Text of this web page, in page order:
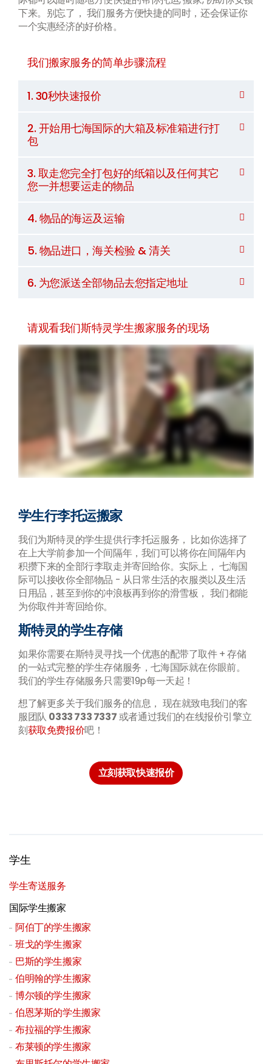
下来。别忘了， 我们服务方便快捷的同时，还会保证你
一个实惠经济的好价格。
我们搬家服务的简单步骤流程
1. 30秒快速报价
2. 开始用七海国际的大箱及标准箱进行打
包
3. 取走您完全打包好的纸箱以及任何其它
您一并想要运走的物品
4. 物品的海运及运输
5. 物品进口，海关检验 & 清关
6. 为您派送全部物品去您指定地址
请观看我们斯特灵学生搬家服务的现场
学生行李托运搬家
我们为斯特灵的学生提供行李托运服务， 比如你选择了
在上大学前参加一个间隔年，我们可以将你在间隔年内
积攒下来的全部行李取走并寄回给你。实际上， 七海国
际可以接收你全部物品 - 从日常生活的衣服类以及生活
日用品，甚至到你的冲浪板再到你的滑雪板， 我们都能
为你取件并寄回给你。
斯特灵的学生存储
如果你需要在斯特灵寻找一个优惠的配带了取件 + 存储
的一站式完整的学生存储服务，七海国际就在你眼前。
我们的学生存储服务只需要19p每一天起！
想了解更多关于我们服务的信息， 现在就致电我们的客
服团队 0333 733 7337或者通过我们的在线报价引擎立
刻获取免费报价吧！
立刻获取快速报价
学生
学生寄送服务
国际学生搬家
阿伯丁的学生搬家
班戈的学生搬家
巴斯的学生搬家
伯明翰的学生搬家
博尔顿的学生搬家
伯恩茅斯的学生搬家
布拉福的学生搬家
布莱顿的学生搬家